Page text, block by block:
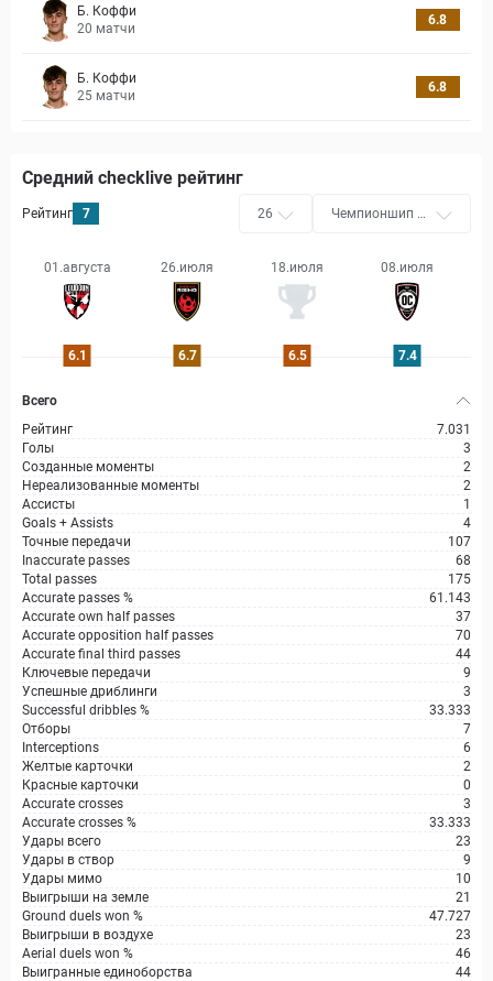
Б. Коффи
20 матчи
6.8
Б. Коффи
25 матчи
6.8
Средний checklive рейтинг
Рейтинг 7 26
Чемпионшип Ю
01.августа 26.июля 18.июля 08.июля
6.1 6.7 6.5 7.4
Всего
Рейтинг
7.031
Голы
3
Созданные моменты
2
Нереализованные моменты
2
Ассисты
1
Goals + Assists
4
Точные передачи
107
Inaccurate passes
68
Total passes
175
Accurate passes %
61.143
Accurate own half passes
37
Accurate opposition half passes
70
Accurate final third passes
44
Ключевые передачи
9
Успешные дриблинги
3
Successful dribbles %
33.333
Отборы
7
Interceptions
6
Желтые карточки
2
Красные карточки
0
Accurate crosses
3
Accurate crosses %
33.333
Удары всего
23
Удары в створ
9
Удары мимо
10
Выигрыши на земле
21
Ground duels won %
47.727
Выигрыши в воздухе
23
Aerial duels won %
46
Выигранные единоборства
44